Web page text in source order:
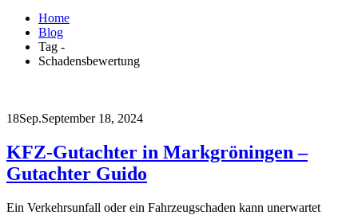
Home
Blog
Tag -
Schadensbewertung
18Sep.September 18, 2024
KFZ-Gutachter in Markgröningen –
Gutachter Guido
Ein Verkehrsunfall oder ein Fahrzeugschaden kann unerwartet